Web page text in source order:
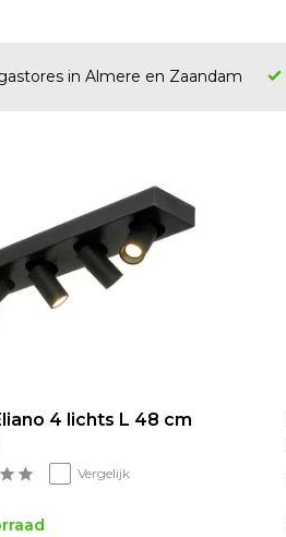
in Almere en Zaandam
4 lichts L 48 cm
Vergelijk